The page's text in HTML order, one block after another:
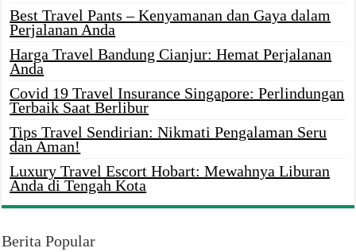
Best Travel Pants – Kenyamanan dan Gaya dalam
Perjalanan Anda
Harga Travel Bandung Cianjur: Hemat Perjalanan
Anda
Covid 19 Travel Insurance Singapore: Perlindungan
Terbaik Saat Berlibur
Tips Travel Sendirian: Nikmati Pengalaman Seru
dan Aman!
Luxury Travel Escort Hobart: Mewahnya Liburan
Anda di Tengah Kota
Berita Popular